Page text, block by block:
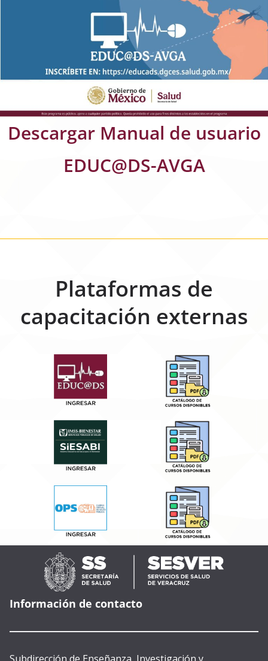
Descargar Manual de usuario
EDUC@DS-AVGA
Plataformas de
capacitación externas
Información de contacto